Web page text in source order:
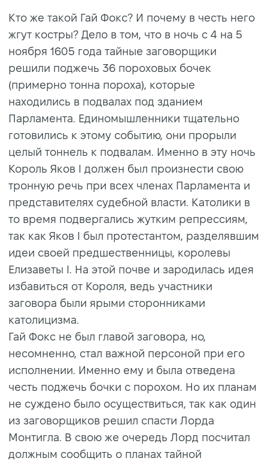
Кто же такой Гай Фокс? И почему в честь него
жгут костры? Дело в том, что в ночь с 4 на 5
ноября 1605 года тайные заговорщики
решили поджечь 36 пороховых бочек
(примерно тонна пороха), которые
находились в подвалах под зданием
Парламента. Единомышленники тщательно
готовились к этому событию, они прорыли
целый тоннель к подвалам. Именно в эту ночь
Король Яков I должен был произнести свою
тронную речь при всех членах Парламента и
представителях судебной власти. Католики в
то время подвергались жутким репрессиям,
так как Яков I был протестантом, разделявшим
идеи своей предшественницы, королевы
Елизаветы I. На этой почве и зародилась идея
избавиться от Короля, ведь участники
заговора были ярыми сторонниками
католицизма.
Гай Фокс не был главой заговора, но,
несомненно, стал важной персоной при его
исполнении. Именно ему и была отведена
честь поджечь бочки с порохом. Но их планам
не суждено было осуществиться, так как один
из заговорщиков решил спасти Лорда
Монтигла. В свою же очередь Лорд посчитал
должным сообщить о планах тайной